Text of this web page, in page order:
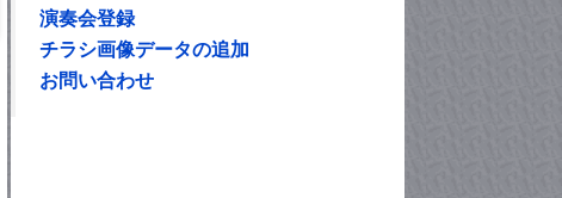
演奏会登録
チラシ画像データの追加
お問い合わせ